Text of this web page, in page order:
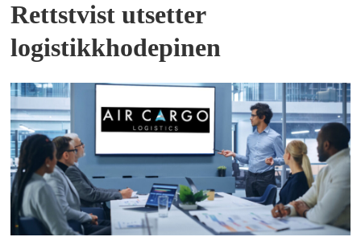
Rettstvist utsetter
logistikkhodepinen